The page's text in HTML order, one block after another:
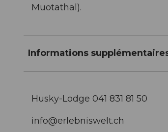
Muotathal).
Informations
Husky-Lodge 041 831 81 50
info@erlebniswelt.ch